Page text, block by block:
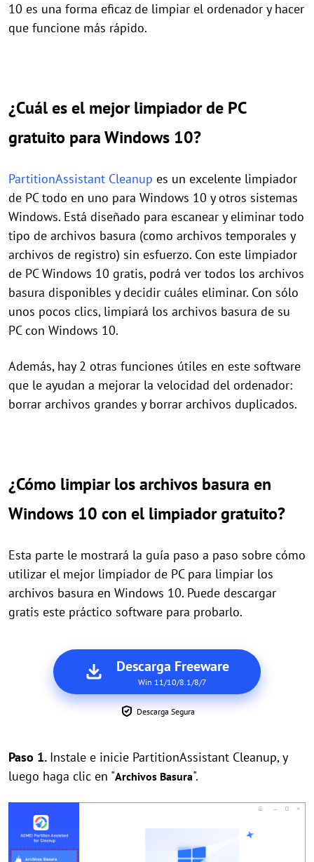
10 es una forma eficaz de limpiar el ordenador y hacer
que funcione más rápido.
¿Cuál es el mejor limpiador de PC
gratuito para Windows 10?
PartitionAssistant Cleanup es un excelente limpiador
de PC todo en uno para Windows 10 y otros sistemas
Windows. Está diseñado para escanear y eliminar todo
tipo de archivos basura (como archivos temporales y
archivos de registro) sin esfuerzo. Con este limpiador
de PC Windows 10 gratis, podrá ver todos los archivos
basura disponibles y decidir cuáles eliminar. Con sólo
unos pocos clics, limpiará los archivos basura de su
PC con Windows 10.
Además, hay 2 otras funciones útiles en este software
que le ayudan a mejorar la velocidad del ordenador:
borrar archivos grandes y borrar archivos duplicados.
¿Cómo limpiar los archivos basura en
Windows 10 con el limpiador gratuito?
Esta parte le mostrará la guía paso a paso sobre cómo
utilizar el mejor limpiador de PC para limpiar los
archivos basura en Windows 10. Puede descargar
gratis este práctico software para probarlo.
Descarga Freeware
Win 11/10/8.1/8/7
Descarga Segura
Paso 1. Instale e inicie PartitionAssistant Cleanup, y
luego haga clic en "Archivos Basura".